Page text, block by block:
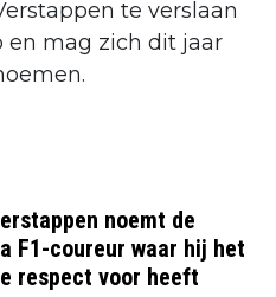
te verslaan
en mag zich dit jaar
noemt de
F1-coureur waar hij het
respect voor heeft